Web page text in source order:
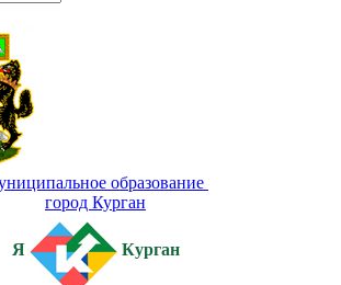
образование
город Курган
Я Курган